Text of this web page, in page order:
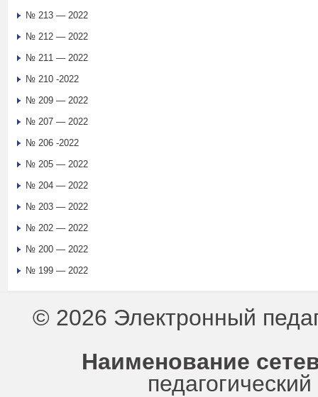
№ 213 — 2022
№ 212 — 2022
№ 211 — 2022
№ 210 -2022
№ 209 — 2022
№ 207 — 2022
№ 206 -2022
№ 205 — 2022
№ 204 — 2022
№ 203 — 2022
№ 202 — 2022
№ 200 — 2022
№ 199 — 2022
© 2026 Электронный
Наименование